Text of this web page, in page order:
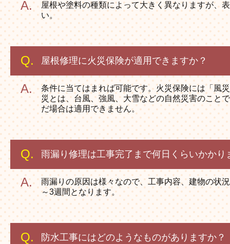
屋根や塗料の種類によって大きく異なりますが、
い。
屋根修理に火災保険が適用できますか？
条件に当てはまれば可能です。火災保険には「風
災とは、台風、強風、大雪などの自然災害のこと
だ場合は適用できません。
雨漏り修理は工事完了まで何日くらいかかり
雨漏りの原因は様々なので、工事内容、建物の状
～3週間となります。
防水工事にはどのようなものがありますか？